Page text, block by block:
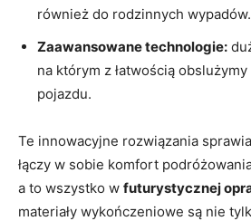
również do rodzinnych wypadów.
Zaawansowane technologie:
na którym ⁤z łatwością
pojazdu.
Te innowacyjne rozwiązania
łączy ‍w sobie ‍komfort
a to wszystko w futurystycznej
materiały wykończeniowe są nie